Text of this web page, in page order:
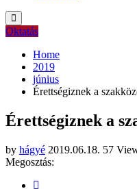
Oktatás
Home
2019
június
Érettségiznek a
Érettségiznek a
by hágyé 2019.06.18. 57
Megosztás: